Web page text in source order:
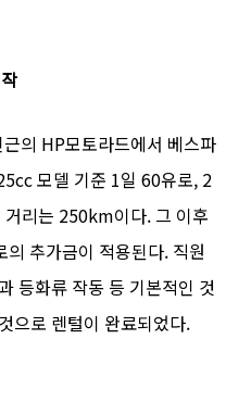
의 HP모토라드에서 베스파
모델 기준 1일 60유로, 2
리는 250km이다. 그 이후
추가금이 적용된다. 직원
등화류 작동 등 기본적인 것
으로 렌털이 완료되었다.